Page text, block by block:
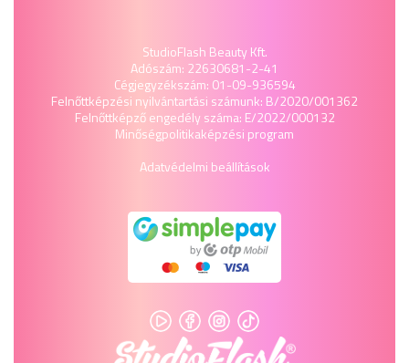
StudioFlash Beauty Kft.
Adószám: 22630681-2-41
Cégjegyzékszám: 01-09-936594
Felnőttképzési nyilvántartási számunk: B/2020/001362
Felnőttképző engedély száma: E/2022/000132
Minőségpolitikaképzési program
Adatvédelmi beállítások